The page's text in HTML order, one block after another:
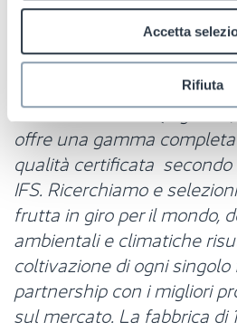
Accetta
Rifiuta
eader nel
della frutta secca (a
offre una gamma
qualità certificata secondo
IFS. Ricerchiamo e
frutta in giro per il mondo,
ambientali e climatiche
coltivazione di ogni
partnership con i migliori
sul mercato. La fabbrica di